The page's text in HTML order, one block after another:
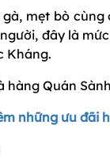
mẹt bò
đây là
Kháng.
hàng Quán
những ưu đãi